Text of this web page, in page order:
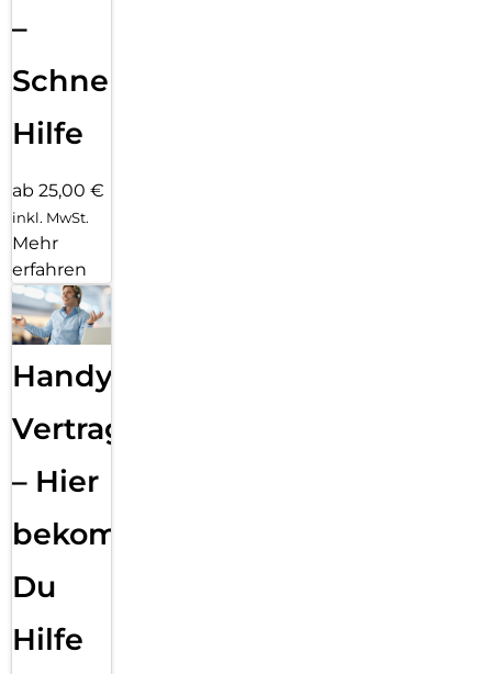
–
Schnelle
Hilfe
ab 25,00 €
inkl. MwSt.
Mehr
erfahren
Handy
Vertragsabwicklung
– Hier
bekommst
Du
Hilfe